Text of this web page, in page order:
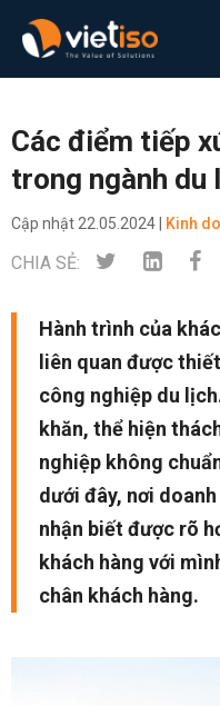
Các điểm tiếp
trong ngành du
Cập nhật 22.05.2024 | Kinh
CHIA SẺ:
Hành trình của
liên quan được
công nghiệp du
khăn, thể hiện
nghiệp không
dưới đây, nơi
nhận biết được rõ
khách hàng với
chân khách hàng.